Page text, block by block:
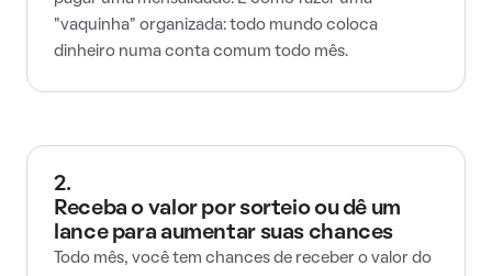
"vaquinha" organizada: todo mundo coloca
dinheiro numa conta comum todo mês.
2.
Receba o valor por sorteio ou dê um
lance para aumentar suas chances
Todo mês, você tem chances de receber o valor do